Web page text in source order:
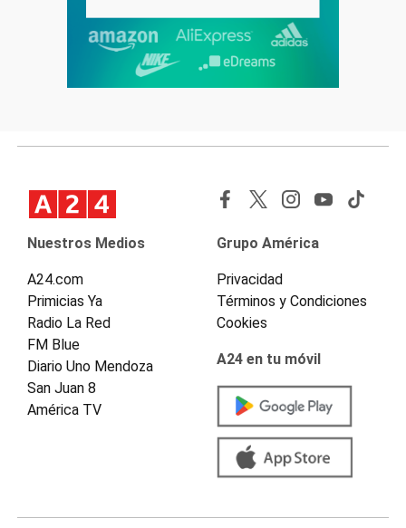
Nuestros Medios
A24.com
Primicias Ya
Radio La Red
FM Blue
Diario Uno Mendoza
San Juan 8
América TV
Grupo América
Privacidad
Términos y Condiciones
Cookies
A24 en tu móvil